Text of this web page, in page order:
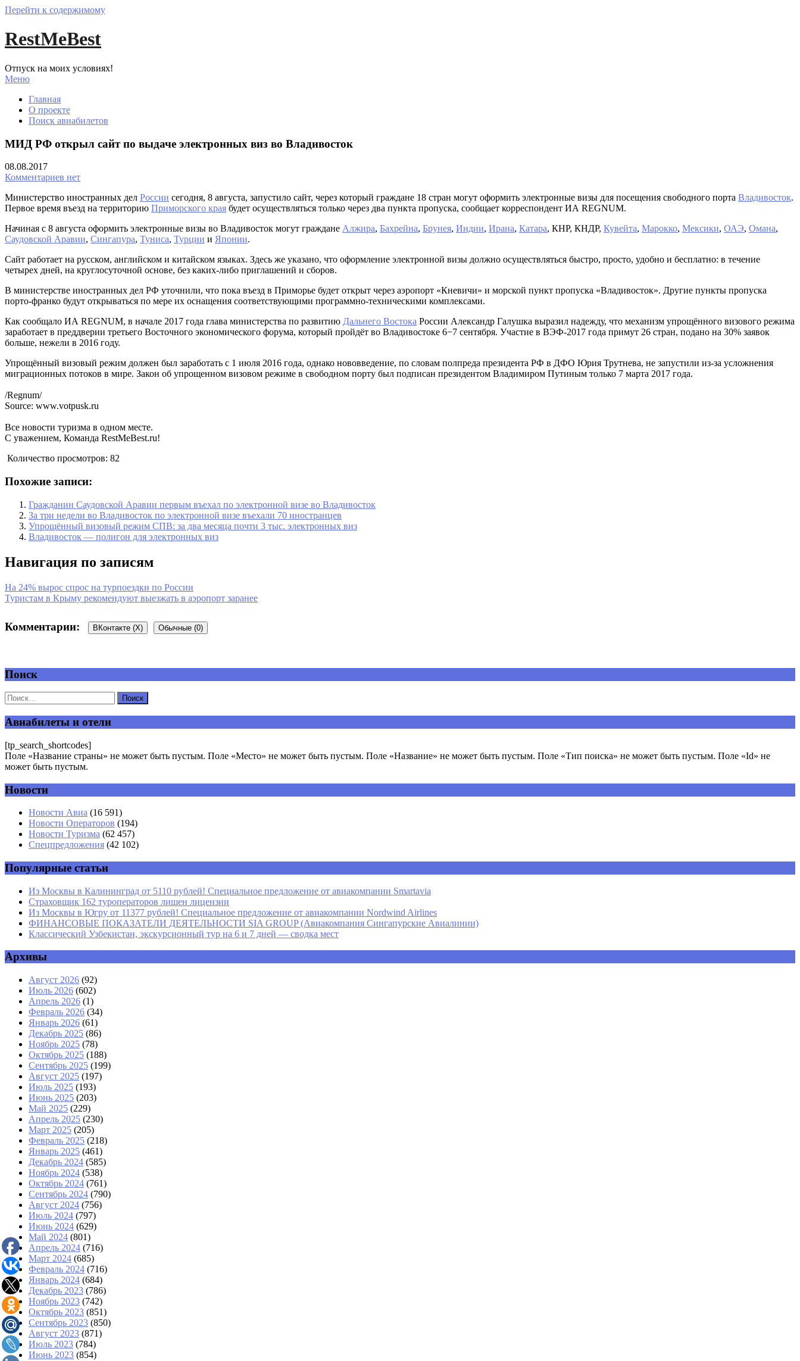
Перейти к содержимому
RestMeBest
Отпуск на моих условиях!
Меню
Главная
О проекте
Поиск авиабилетов
МИД РФ открыл сайт по выдаче электронных виз во Владивосток
08.08.2017
Комментариев нет
Министерство иностранных дел России сегодня, 8 августа, запустило сайт, через который граждане 18 стран могут оформить электронные визы для посещения свободного порта Владивосток.
Первое время въезд на территорию Приморского края будет осуществляться только через два пункта пропуска, сообщает корреспондент ИА REGNUM.
Начиная с 8 августа оформить электронные визы во Владивосток могут граждане Алжира, Бахрейна, Брунея, Индии, Ирана, Катара, КНР, КНДР, Кувейта, Марокко, Мексики, ОАЭ, Омана,
Саудовской Аравии, Сингапура, Туниса, Турции и Японии.
Сайт работает на русском, английском и китайском языках. Здесь же указано, что оформление электронной визы должно осуществляться быстро, просто, удобно и бесплатно: в течение
четырех дней, на круглосуточной основе, без каких-либо приглашений и сборов.
В министерстве иностранных дел РФ уточнили, что пока въезд в Приморье будет открыт через аэропорт «Кневичи» и морской пункт пропуска «Владивосток». Другие пункты пропуска
порто-франко будут открываться по мере их оснащения соответствующими программно-техническими комплексами.
Как сообщало ИА REGNUM, в начале 2017 года глава министерства по развитию Дальнего Востока России Александр Галушка выразил надежду, что механизм упрощённого визового режима
заработает в преддверии третьего Восточного экономического форума, который пройдёт во Владивостоке 6−7 сентября. Участие в ВЭФ-2017 года примут 26 стран, подано на 30% заявок
больше, нежели в 2016 году.
Упрощённый визовый режим должен был заработать с 1 июля 2016 года, однако нововведение, по словам полпреда президента РФ в ДФО Юрия Трутнева, не запустили из-за усложнения
миграционных потоков в мире. Закон об упрощенном визовом режиме в свободном порту был подписан президентом Владимиром Путиным только 7 марта 2017 года.
/Regnum/
Source: www.votpusk.ru
Все новости туризма в одном месте.
С уважением, Команда RestMeBest.ru!
Количество просмотров: 82
Похожие записи:
Гражданин Саудовской Аравии первым въехал по электронной визе во Владивосток
За три недели во Владивосток по электронной визе въехали 70 иностранцев
Упрощённый визовый режим СПВ: за два месяца почти 3 тыс. электронных виз
Владивосток — полигон для электронных виз
Навигация по записям
На 24% вырос спрос на турпоездки по России
Туристам в Крыму рекомендуют выезжать в аэропорт заранее
Комментарии: ВКонтакте (X) Обычные (0)
Добавить комментарий
Ваш адрес email не будет опубликован.
Комментарий
Имя *
Email*
Поиск
Авиабилеты и отели
[tp_search_shortcodes]
Поле «Название страны» не может быть пустым. Поле «Место» не может быть пустым. Поле «Название» не может быть пустым. Поле «Тип поиска» не может быть пустым. Поле «Id» не
может быть пустым.
Новости
Новости Авиа (16 591)
Новости Операторов (194)
Новости Туризма (62 457)
Спецпредложения (42 102)
Популярные статьи
Из Москвы в Калининград от 5110 рублей! Специальное предложение от авиакомпании Smartavia
Страховщик 162 туроператоров лишен лицензии
Из Москвы в Югру от 11377 рублей! Специальное предложение от авиакомпании Nordwind Airlines
ФИНАНСОВЫЕ ПОКАЗАТЕЛИ ДЕЯТЕЛЬНОСТИ SIA GROUP (Авиакомпания Сингапурские Авиалинии)
Классический Узбекистан, экскурсионный тур на 6 и 7 дней — сводка мест
Архивы
Август 2026 (92)
Июль 2026 (602)
Апрель 2026 (1)
Февраль 2026 (34)
Январь 2026 (61)
Декабрь 2025 (86)
Ноябрь 2025 (78)
Октябрь 2025 (188)
Сентябрь 2025 (199)
Август 2025 (197)
Июль 2025 (193)
Июнь 2025 (203)
Май 2025 (229)
Апрель 2025 (230)
Март 2025 (205)
Февраль 2025 (218)
Январь 2025 (461)
Декабрь 2024 (585)
Ноябрь 2024 (538)
Октябрь 2024 (761)
Сентябрь 2024 (790)
Август 2024 (756)
Июль 2024 (797)
Июнь 2024 (629)
Май 2024 (801)
Апрель 2024 (716)
Март 2024 (685)
Февраль 2024 (716)
Январь 2024 (684)
Декабрь 2023 (786)
Ноябрь 2023 (742)
Октябрь 2023 (851)
Сентябрь 2023 (850)
Август 2023 (871)
Июль 2023 (784)
Июнь 2023 (854)